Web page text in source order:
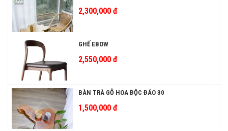
2,300,000 đ
GHẾ EBOW
2,550,000 đ
BÀN TRÀ GỖ HOA ĐỘC ĐÁO 30
1,500,000 đ